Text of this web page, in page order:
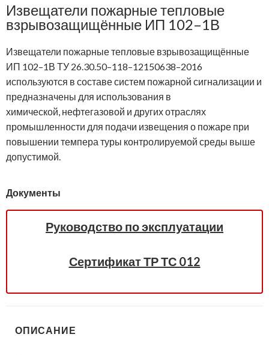
Извещатели пожарные тепловые
взрывозащищённые ИП 102–1В
Извещатели пожарные тепловые взрывозащищённые
ИП 102–1В ТУ 26.30.50–118–12150638–2016
используются в составе систем пожарной сигнализации и
предназначены для использования в
химической, нефтегазовой и других отраслях
промышленности для подачи извещения о пожаре при
повышении темпера туры контролируемой среды выше
допустимой.
Документы
Руководство по эксплуатации
Сертификат ТР ТС 012
ОПИСАНИЕ